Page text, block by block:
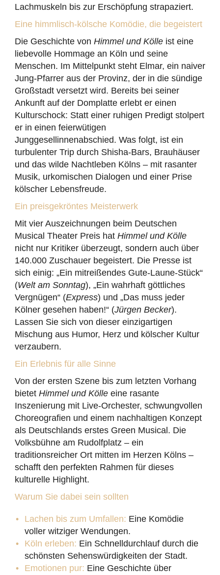
Lachmuskeln bis zur Erschöpfung strapaziert.
Eine himmlisch-kölsche Komödie, die begeistert
Die Geschichte von Himmel und Kölle ist eine
liebevolle Hommage an Köln und seine
Menschen. Im Mittelpunkt steht Elmar, ein naiver
Jung-Pfarrer aus der Provinz, der in die sündige
Großstadt versetzt wird. Bereits bei seiner
Ankunft auf der Domplatte erlebt er einen
Kulturschock: Statt einer ruhigen Predigt stolpert
er in einen feierwütigen
Junggesellinnenabschied. Was folgt, ist ein
turbulenter Trip durch Shisha-Bars, Brauhäuser
und das wilde Nachtleben Kölns – mit rasanter
Musik, urkomischen Dialogen und einer Prise
kölscher Lebensfreude.
Ein preisgekröntes Meisterwerk
Mit vier Auszeichnungen beim Deutschen
Musical Theater Preis hat Himmel und Kölle
nicht nur Kritiker überzeugt, sondern auch über
140.000 Zuschauer begeistert. Die Presse ist
sich einig: „Ein mitreißendes Gute-Laune-Stück“
(Welt am Sonntag), „Ein wahrhaft göttliches
Vergnügen“ (Express) und „Das muss jeder
Kölner gesehen haben!“ (Jürgen Becker).
Lassen Sie sich von dieser einzigartigen
Mischung aus Humor, Herz und kölscher Kultur
verzaubern.
Ein Erlebnis für alle Sinne
Von der ersten Szene bis zum letzten Vorhang
bietet Himmel und Kölle eine rasante
Inszenierung mit Live-Orchester, schwungvollen
Choreografien und einem nachhaltigen Konzept
als Deutschlands erstes Green Musical. Die
Volksbühne am Rudolfplatz – ein
traditionsreicher Ort mitten im Herzen Kölns –
schafft den perfekten Rahmen für dieses
kulturelle Highlight.
Warum Sie dabei sein sollten
Lachen bis zum Umfallen: Eine Komödie
voller witziger Wendungen.
Köln erleben: Ein Schnelldurchlauf durch die
schönsten Sehenswürdigkeiten der Stadt.
Emotionen pur: Eine Geschichte über